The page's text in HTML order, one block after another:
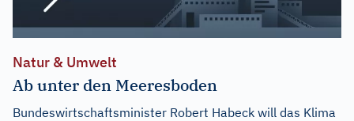
Natur & Umwelt
Ab unter den Meeresboden
Bundeswirtschaftsminister Robert Habeck will das Klima